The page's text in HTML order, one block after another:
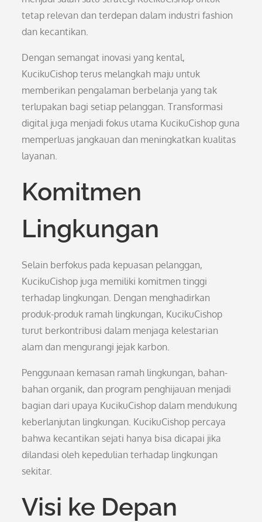
tetap relevan dan terdepan dalam industri fashion
dan kecantikan.
Dengan semangat inovasi yang kental,
KucikuCishop terus melangkah maju untuk
memberikan pengalaman berbelanja yang tak
terlupakan bagi setiap pelanggan. Transformasi
digital juga menjadi fokus utama KucikuCishop guna
memperluas jangkauan dan meningkatkan kualitas
layanan.
Komitmen
Lingkungan
Selain berfokus pada kepuasan pelanggan,
KucikuCishop juga memiliki komitmen tinggi
terhadap lingkungan. Dengan menghadirkan
produk-produk ramah lingkungan, KucikuCishop
turut berkontribusi dalam menjaga kelestarian
alam dan mengurangi jejak karbon.
Penggunaan kemasan ramah lingkungan, bahan-
bahan organik, dan program penghijauan menjadi
bagian dari upaya KucikuCishop dalam mendukung
keberlanjutan lingkungan. KucikuCishop percaya
bahwa kecantikan sejati hanya bisa dicapai jika
dilandasi oleh kepedulian terhadap lingkungan
sekitar.
Visi ke Depan